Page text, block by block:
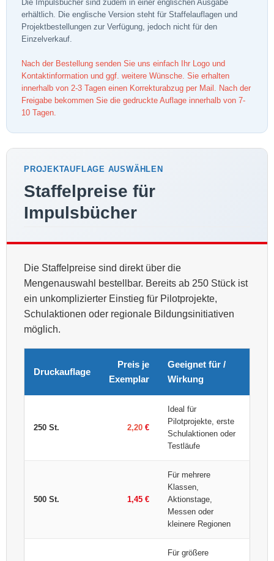
Die Impulsbücher sind zudem in einer englischen Ausgabe
erhältlich. Die englische Version steht für Staffelauflagen und
Projektbestellungen zur Verfügung, jedoch nicht für den
Einzelverkauf.
Nach der Bestellung senden Sie uns einfach Ihr Logo und
Kontaktinformation und ggf. weitere Wünsche. Sie erhalten
innerhalb von 2-3 Tagen einen Korrekturabzug per Mail. Nach der
Freigabe bekommen Sie die gedruckte Auflage innerhalb von 7-
10 Tagen.
PROJEKTAUFLAGE AUSWÄHLEN
Staffelpreise für
Impulsbücher
Die Staffelpreise sind direkt über die
Mengenauswahl bestellbar. Bereits ab 250 Stück ist
ein unkomplizierter Einstieg für Pilotprojekte,
Schulaktionen oder regionale Bildungsinitiativen
möglich.
Druckauflage
Preis je
Exemplar
Geeignet für /
Wirkung
250 St. 2,20 €
Ideal für
Pilotprojekte, erste
Schulaktionen oder
Testläufe
500 St. 1,45 €
Für mehrere
Klassen,
Aktionstage,
Messen oder
kleinere Regionen
Für größere